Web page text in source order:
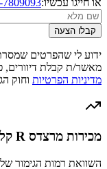
קבלו הצעה
ידוע לי שהפרטים
מאשר/ת קבלת דיוורים,
מדיניות הפרטיות וחוק
מכירות מרצדס R קלאס 2013 והשוואה למתחרים